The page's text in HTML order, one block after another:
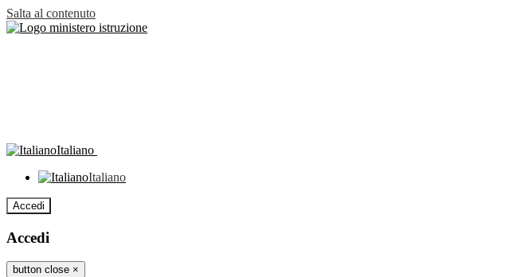
Salta al contenuto
Italiano
Italiano
Accedi
Accedi
button close ×